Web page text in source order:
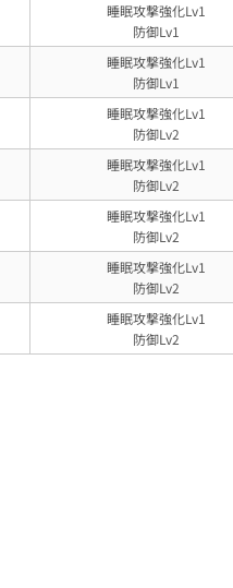
睡眠攻撃強化Lv1
防御Lv1
睡眠攻撃強化Lv1
防御Lv1
睡眠攻撃強化Lv1
防御Lv2
睡眠攻撃強化Lv1
防御Lv2
睡眠攻撃強化Lv1
防御Lv2
睡眠攻撃強化Lv1
防御Lv2
睡眠攻撃強化Lv1
防御Lv2